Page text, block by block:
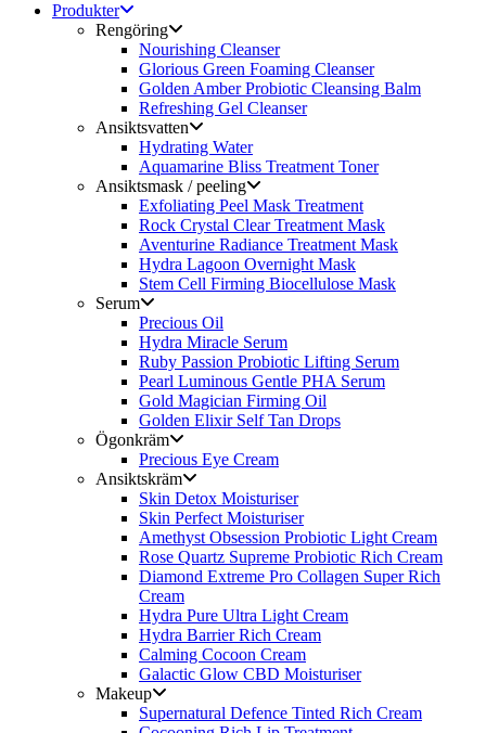
Produkter
Rengöring
Nourishing Cleanser
Glorious Green Foaming Cleanser
Golden Amber Probiotic Cleansing Balm
Refreshing Gel Cleanser
Ansiktsvatten
Hydrating Water
Aquamarine Bliss Treatment Toner
Ansiktsmask / peeling
Exfoliating Peel Mask Treatment
Rock Crystal Clear Treatment Mask
Aventurine Radiance Treatment Mask
Hydra Lagoon Overnight Mask
Stem Cell Firming Biocellulose Mask
Serum
Precious Oil
Hydra Miracle Serum
Ruby Passion Probiotic Lifting Serum
Pearl Luminous Gentle PHA Serum
Gold Magician Firming Oil
Golden Elixir Self Tan Drops
Ögonkräm
Precious Eye Cream
Ansiktskräm
Skin Detox Moisturiser
Skin Perfect Moisturiser
Amethyst Obsession Probiotic Light Cream
Rose Quartz Supreme Probiotic Rich Cream
Diamond Extreme Pro Collagen Super Rich
Cream
Hydra Pure Ultra Light Cream
Hydra Barrier Rich Cream
Calming Cocoon Cream
Galactic Glow CBD Moisturiser
Makeup
Supernatural Defence Tinted Rich Cream